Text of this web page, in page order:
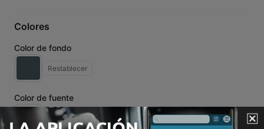
Colores
Color de fondo
Restablecer
Color de fuente
Restablecer